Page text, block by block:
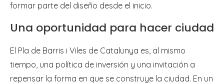
formar parte del diseño desde el inicio.
Una oportunidad para hacer ciudad
El Pla de Barris i Viles de Catalunya es, al mismo
tiempo, una política de inversión y una invitación a
repensar la forma en que se construye la ciudad. En un